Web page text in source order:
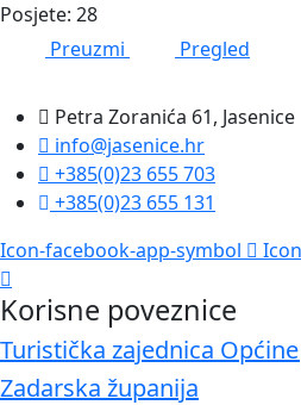
Posjete: 28
Preuzmi
Pregled
Petra Zoranića 61, Jasenice
info@jasenice.hr
+385(0)23 655 703
+385(0)23 655 131
Icon-facebook-app-symbol
Korisne poveznice
Turistička zajednica Općine
Zadarska županija